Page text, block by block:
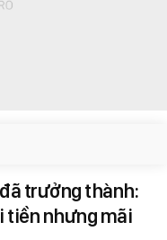
trưởng thành:
tiền nhưng mãi